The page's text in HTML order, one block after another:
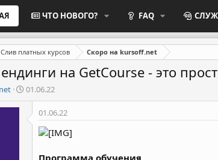
ЧТО НОВОГО? FAQ
Слив платных курсов Скоро на kursoff.net
на GetCourse - это
Д
а
а
01.06.22
01.06.22
Программа обучения